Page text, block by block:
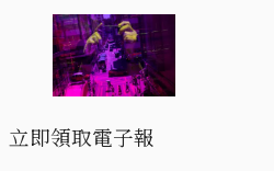
立即領取電子報